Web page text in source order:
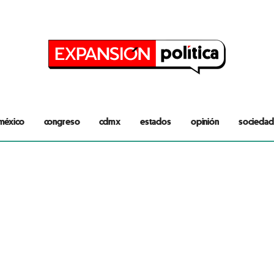
congreso cdmx estados opinión sociedad